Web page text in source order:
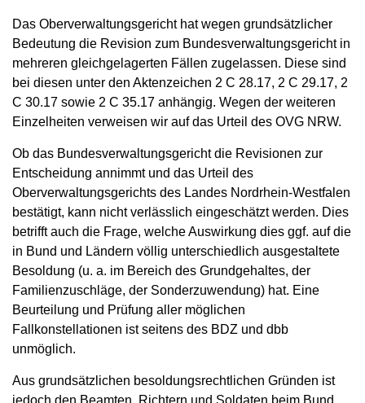
Das Oberverwaltungsgericht hat wegen grundsätzlicher
Bedeutung die Revision zum Bundesverwaltungsgericht in
mehreren gleichgelagerten Fällen zugelassen. Diese sind
bei diesen unter den Aktenzeichen 2 C 28.17, 2 C 29.17, 2
C 30.17 sowie 2 C 35.17 anhängig. Wegen der weiteren
Einzelheiten verweisen wir auf das Urteil des OVG NRW.
Ob das Bundesverwaltungsgericht die Revisionen zur
Entscheidung annimmt und das Urteil des
Oberverwaltungsgerichts des Landes Nordrhein-Westfalen
bestätigt, kann nicht verlässlich eingeschätzt werden. Dies
betrifft auch die Frage, welche Auswirkung dies ggf. auf die
in Bund und Ländern völlig unterschiedlich ausgestaltete
Besoldung (u. a. im Bereich des Grundgehaltes, der
Familienzuschläge, der Sonderzuwendung) hat. Eine
Beurteilung und Prüfung aller möglichen
Fallkonstellationen ist seitens des BDZ und dbb
unmöglich.
Aus grundsätzlichen besoldungsrechtlichen Gründen ist
jedoch den Beamten, Richtern und Soldaten beim Bund